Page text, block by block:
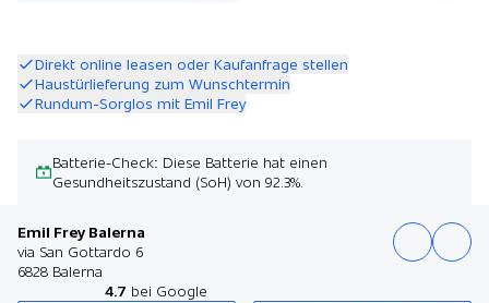
Direkt online leasen oder Kaufanfrage stellen
Haustürlieferung zum Wunschtermin
Rundum-Sorglos mit Emil Frey
Batterie-Check: Diese Batterie hat einen
Gesundheitszustand (SoH) von 92.3%.
Emil Frey Balerna
via San Gottardo 6
6828 Balerna
4.7 bei Google